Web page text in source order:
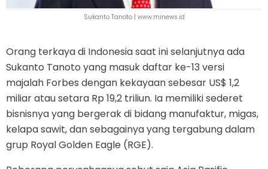
Sukanto Tanoto | www.minews.id
Orang terkaya di Indonesia saat ini selanjutnya ada
Sukanto Tanoto yang masuk daftar ke-13 versi
majalah Forbes dengan kekayaan sebesar US$ 1,2
miliar atau setara Rp 19,2 triliun. Ia memiliki sederet
bisnisnya yang bergerak di bidang manufaktur, migas,
kelapa sawit, dan sebagainya yang tergabung dalam
grup Royal Golden Eagle (RGE).